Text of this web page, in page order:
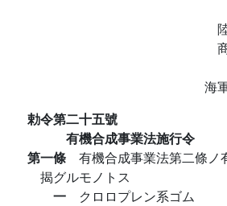
海
勅令第二十五號
有機合成事業法施行令
第一條 有機合成事業法第二條ノ
揭グルモノトス
一 クロロプレン系ゴム